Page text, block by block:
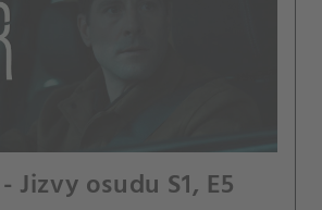
Jizvy osudu S1, E5